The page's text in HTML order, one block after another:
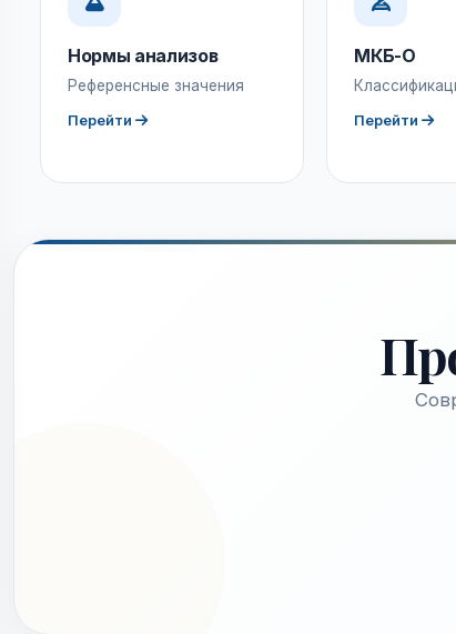
Нормы анализов
Референсные значения
Перейти
МКБ-О
Перейти